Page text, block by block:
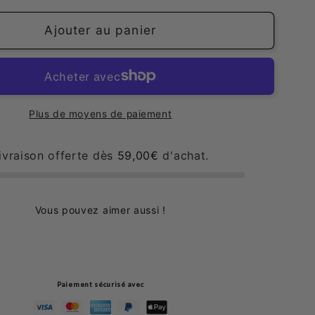
quantité
Gel
barbe
à
papa
Ajouter au panier
Plus de moyens de paiement
offerte dès 59,00€ d'achat.
Vous pouvez aimer aussi !
Paiement sécurisé avec